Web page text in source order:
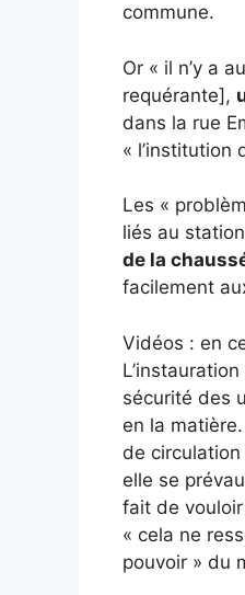
commune.
Or « il n’y a
requérante],
dans la rue
« l’institution
Les «
liés au
de la
facilement
Vidéos : en
sécurité des
en la
de
elle se
fait de
« cela ne
pouvoir » du